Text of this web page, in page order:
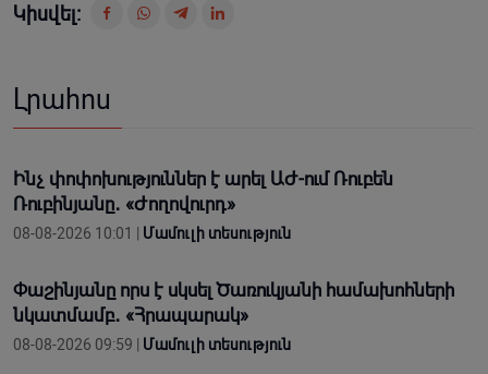
Կիսվել:
Լրահոս
Ինչ փոփոխություններ է արել ԱԺ-ում Ռուբեն
Ռուբինյանը․ «Ժողովուրդ»
08-08-2026 10:01 | Մամուլի տեսություն
Փաշինյանը որս է սկսել Ծառուկյանի համախոհների
նկատմամբ․ «Հրապարակ»
08-08-2026 09:59 | Մամուլի տեսություն